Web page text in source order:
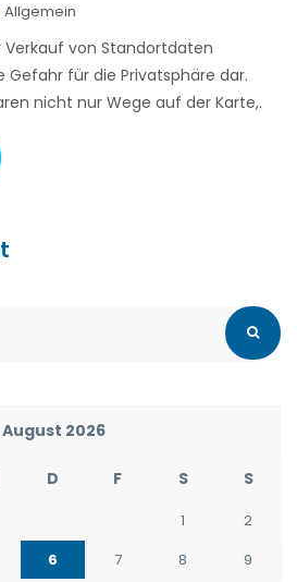
Allgemein
von Standortdaten
Gefahr für die Privatsphäre dar.
nicht nur Wege auf der Karte,.
August 2026
D F S S
1
2
6 7 8
9